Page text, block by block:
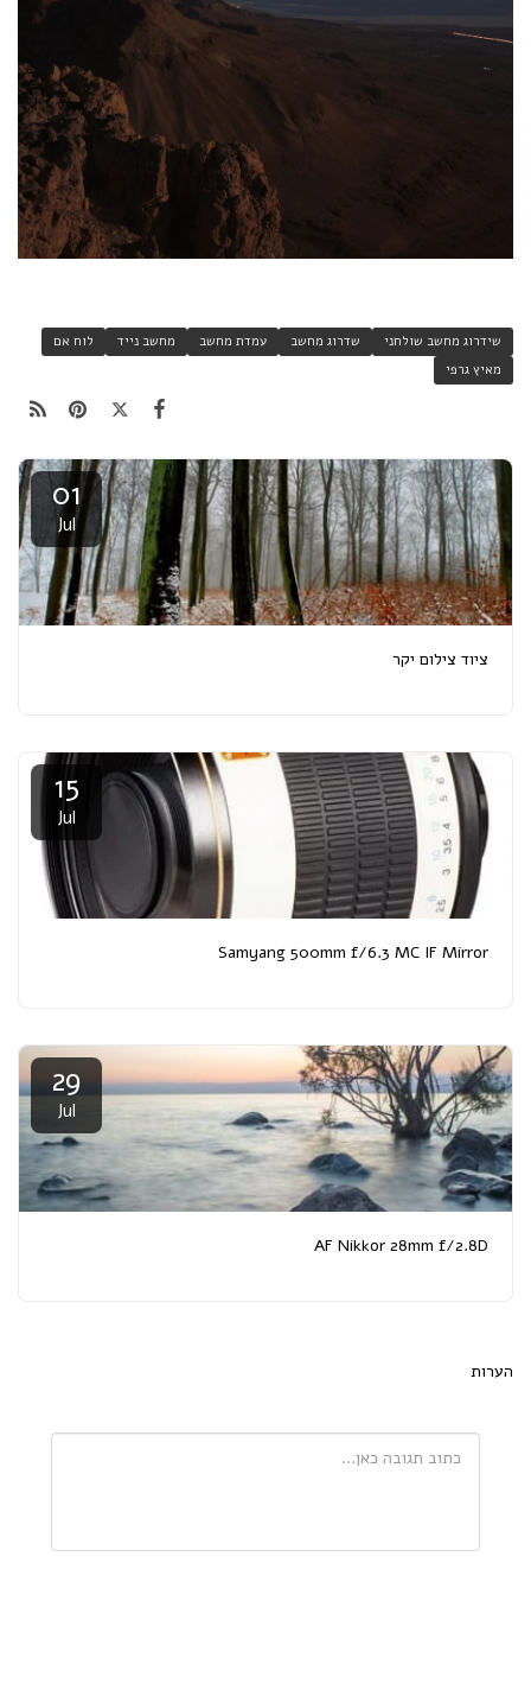
שידרוג מחשב שולחני שדרוג מחשב עמדת מחשב מחשב נייד
לוח אם
מאיץ גרפי
01
Jul
ציוד צילום יקר
15
Jul
Samyang 500mm f/6.3 MC IF Mirror
29
Jul
AF Nikkor 28mm f/2.8D
הערות